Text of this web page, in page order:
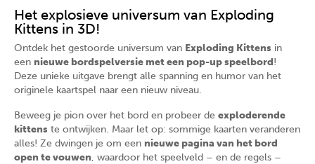
Het explosieve universum van Exploding
Kittens in 3D!
Ontdek het gestoorde universum van Exploding Kittens in
een nieuwe bordspelversie met een pop-up speelbord!
Deze unieke uitgave brengt alle spanning en humor van het
originele kaartspel naar een nieuw niveau.
Beweeg je pion over het bord en probeer de exploderende
kittens te ontwijken. Maar let op: sommige kaarten veranderen
alles! Ze dwingen je om een nieuwe pagina van het bord
open te vouwen, waardoor het speelveld – en de regels –